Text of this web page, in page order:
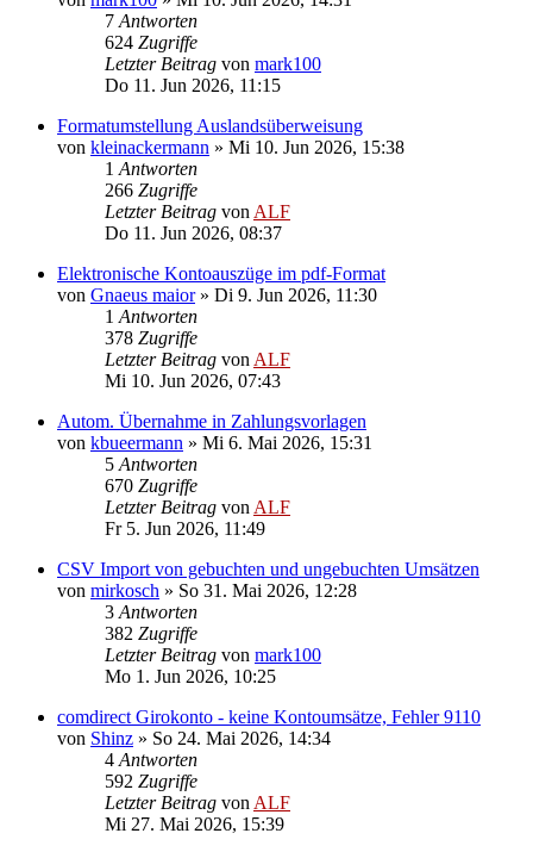
7 Antworten
624 Zugriffe
Letzter Beitrag von mark100
Do 11. Jun 2026, 11:15
Formatumstellung Auslandsüberweisung
von kleinackermann » Mi 10. Jun 2026, 15:38
1 Antworten
266 Zugriffe
Letzter Beitrag von ALF
Do 11. Jun 2026, 08:37
Elektronische Kontoauszüge im pdf-Format
von Gnaeus maior» Di 9. Jun 2026, 11:30
1 Antworten
378 Zugriffe
Letzter Beitrag von ALF
Mi 10. Jun 2026, 07:43
Autom. Übernahme in Zahlungsvorlagen
von kbueermann » Mi 6. Mai 2026, 15:31
5 Antworten
670 Zugriffe
Letzter Beitrag von ALF
Fr 5. Jun 2026, 11:49
CSV Import von gebuchten und ungebuchten Umsätzen
von mirkosch » So 31. Mai 2026, 12:28
3 Antworten
382 Zugriffe
Letzter Beitrag von mark100
Mo 1. Jun 2026, 10:25
comdirect Girokonto - keine Kontoumsätze, Fehler 9110
von Shinz » So 24. Mai 2026, 14:34
4 Antworten
592 Zugriffe
Letzter Beitrag von ALF
Mi 27. Mai 2026, 15:39